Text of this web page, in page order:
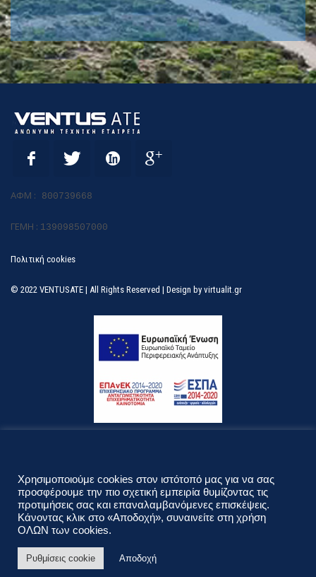
ΑΦΜ : 800739668
ΓΕΜΗ : 139098507000
Πολιτική cookies
© 2022 VENTUSATE | All Rights Reserved | Design by virtualit.gr
Δευτέρα - Παρασκευή 09.00 - 18.00
210 689 9100 210 6898600
Χρησιμοποιούμε cookies στον ιστότοπό μας για να σας
προσφέρουμε την πιο σχετική εμπειρία θυμίζοντας τις
προτιμήσεις σας και επαναλαμβανόμενες επισκέψεις.
Κάνοντας κλικ στο «Αποδοχή», συναινείτε στη χρήση
ΟΛΩΝ των cookies.
Ρυθμίσεις cookie Αποδοχή